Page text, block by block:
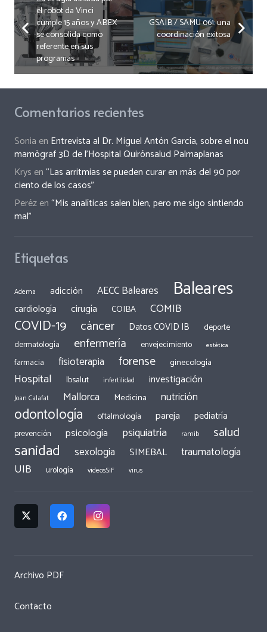
el robot da Vinci
cumple 15 años y ABEX
se consolida como
referente en sus
programas
GSAIB / SAMU 061: una
coordinación exitosa
Comentarios recientes
Sonia en Entrevista al Dr. Miguel Antón García, sobre el nou
mamògraf 3D de l’Hospital Quirónsalud Palmaplanas
Krys en“Las arritmias se pueden curar en más del 90 por
ciento de los casos”
Perézen“Mis analíticas salen bien, pero me sigo sintiendo
mal”
Etiquetas
Adema adicción AECC Baleares Baleares
cardiología cirugía COIBA COMIB
COVID-19 cáncer Datos COVID IB
deporte
dermatología
enfermería envejecimiento estética
farmacia fisioterapia forense ginecología
Hospital Ibsalut infertilidad investigación
Joan Calafat Mallorca Medicina nutrición
odontología oftalmología pareja pediatría
prevención psicología psiquiatría ramib salud
sanidad sexologia SIMEBAL traumatología
UIB urología videosSiF virus
Archivo PDF
Contacto